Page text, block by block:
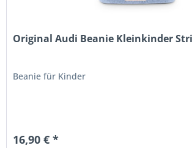
Original Audi Beanie Kleinkinder
Beanie für Kinder
16,90 € *